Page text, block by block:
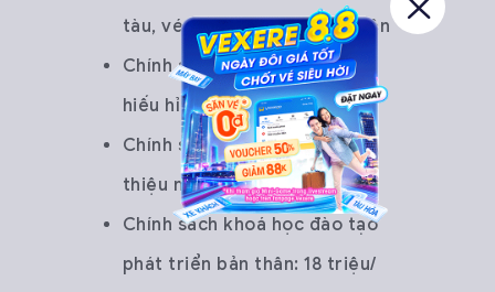
tàu, vé máy bay cho nhân viên
Chính sách ốm đau, thai sản,
hiếu hỉ…
Chính sách thưởng khi giới
thiệu nhân viên vào làm việc
Chính sách khoá học đào tạo
phát triển bản thân: 18 triệu/